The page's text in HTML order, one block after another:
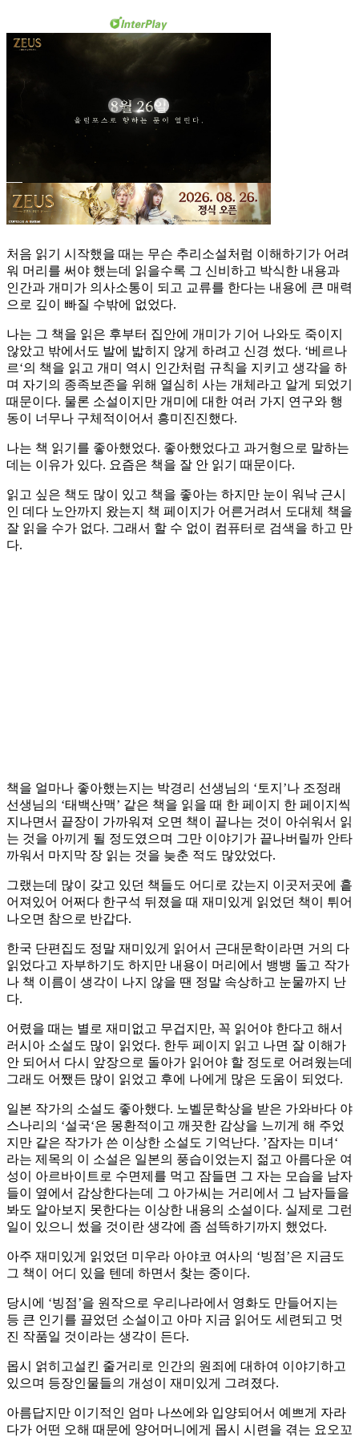
처음 읽기 시작했을 때는 무슨 추리소설처럼 이해하기가 어려
워 머리를 써야 했는데 읽을수록 그 신비하고 박식한 내용과
인간과 개미가 의사소통이 되고 교류를 한다는 내용에 큰 매력
으로 깊이 빠질 수밖에 없었다.
나는 그 책을 읽은 후부터 집안에 개미가 기어 나와도 죽이지
않았고 밖에서도 발에 밟히지 않게 하려고 신경 썼다. ‘베르나
르‘의 책을 읽고 개미 역시 인간처럼 규칙을 지키고 생각을 하
며 자기의 종족보존을 위해 열심히 사는 개체라고 알게 되었기
때문이다. 물론 소설이지만 개미에 대한 여러 가지 연구와 행
동이 너무나 구체적이어서 흥미진진했다.
나는 책 읽기를 좋아했었다. 좋아했었다고 과거형으로 말하는
데는 이유가 있다. 요즘은 책을 잘 안 읽기 때문이다.
읽고 싶은 책도 많이 있고 책을 좋아는 하지만 눈이 워낙 근시
인 데다 노안까지 왔는지 책 페이지가 어른거려서 도대체 책을
잘 읽을 수가 없다. 그래서 할 수 없이 컴퓨터로 검색을 하고 만
다.
책을 얼마나 좋아했는지는 박경리 선생님의 ‘토지’나 조정래
선생님의 ‘태백산맥’ 같은 책을 읽을 때 한 페이지 한 페이지씩
지나면서 끝장이 가까워져 오면 책이 끝나는 것이 아쉬워서 읽
는 것을 아끼게 될 정도였으며 그만 이야기가 끝나버릴까 안타
까워서 마지막 장 읽는 것을 늦춘 적도 많았었다.
그랬는데 많이 갖고 있던 책들도 어디로 갔는지 이곳저곳에 흩
어져있어 어쩌다 한구석 뒤졌을 때 재미있게 읽었던 책이 튀어
나오면 참으로 반갑다.
한국 단편집도 정말 재미있게 읽어서 근대문학이라면 거의 다
읽었다고 자부하기도 하지만 내용이 머리에서 뱅뱅 돌고 작가
나 책 이름이 생각이 나지 않을 땐 정말 속상하고 눈물까지 난
다.
어렸을 때는 별로 재미없고 무겁지만, 꼭 읽어야 한다고 해서
러시아 소설도 많이 읽었다. 한두 페이지 읽고 나면 잘 이해가
안 되어서 다시 앞장으로 돌아가 읽어야 할 정도로 어려웠는데
그래도 어쨌든 많이 읽었고 후에 나에게 많은 도움이 되었다.
일본 작가의 소설도 좋아했다. 노벨문학상을 받은 가와바다 야
스나리의 ‘설국‘은 몽환적이고 깨끗한 감상을 느끼게 해 주었
지만 같은 작가가 쓴 이상한 소설도 기억난다. ’잠자는 미녀‘
라는 제목의 이 소설은 일본의 풍습이었는지 젊고 아름다운 여
성이 아르바이트로 수면제를 먹고 잠들면 그 자는 모습을 남자
들이 옆에서 감상한다는데 그 아가씨는 거리에서 그 남자들을
봐도 알아보지 못한다는 이상한 내용의 소설이다. 실제로 그런
일이 있으니 썼을 것이란 생각에 좀 섬뜩하기까지 했었다.
아주 재미있게 읽었던 미우라 아야코 여사의 ‘빙점’은 지금도
그 책이 어디 있을 텐데 하면서 찾는 중이다.
당시에 ‘빙점’을 원작으로 우리나라에서 영화도 만들어지는
등 큰 인기를 끌었던 소설이고 아마 지금 읽어도 세련되고 멋
진 작품일 것이라는 생각이 든다.
몹시 얽히고설킨 줄거리로 인간의 원죄에 대하여 이야기하고
있으며 등장인물들의 개성이 재미있게 그려졌다.
아름답지만 이기적인 엄마 나쓰에와 입양되어서 예쁘게 자라
다가 어떤 오해 때문에 양어머니에게 몹시 시련을 겪는 요오꼬